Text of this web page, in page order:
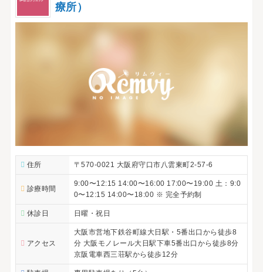
療所）
住所 〒570-0021 大阪府守口市八雲東町2-57-6
診療時間
9:00〜12:15 14:00〜16:00 17:00〜19:00 土：9:0
0〜12:15 14:00〜18:00 ※ 完全予約制
休診日 日曜・祝日
アクセス
大阪市営地下鉄谷町線大日駅・5番出口から徒歩8
分 大阪モノレール大日駅下車5番出口から徒歩8分
京阪電車西三荘駅から徒歩12分